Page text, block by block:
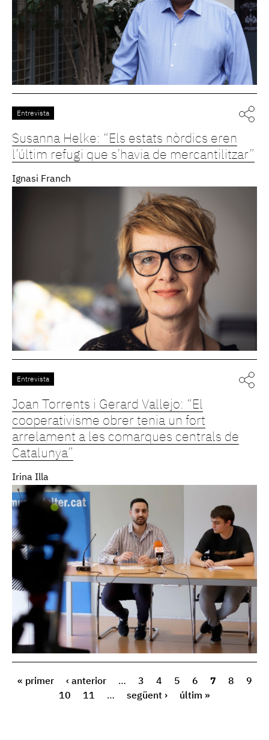
Entrevista
Susanna Helke: “Els estats nòrdics eren
l’últim refugi que s’havia de mercantilitzar”
Ignasi Franch
Entrevista
Joan Torrents i Gerard Vallejo: “El
cooperativisme obrer tenia un fort
arrelament a les comarques centrals de
Catalunya”
Irina Illa
« primer ‹ anterior … 3 4 5 6 7 8
9
10
11 … següent › últim »